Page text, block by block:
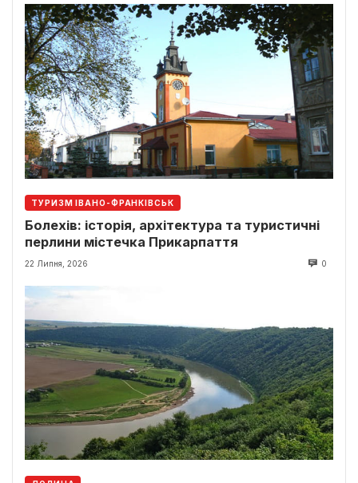
ТУРИЗМ ІВАНО-ФРАНКІВСЬК
Болехів: історія, архітектура та туристичні
перлини містечка Прикарпаття
22 Липня, 2026 0